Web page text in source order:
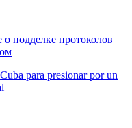
подделке протоколов
para presionar por un